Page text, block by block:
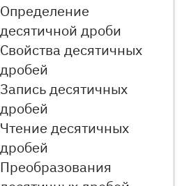
Определение
десятичной дроби
Свойства десятичных
дробей
Запись десятичных
дробей
Чтение десятичных
дробей
Преобразования